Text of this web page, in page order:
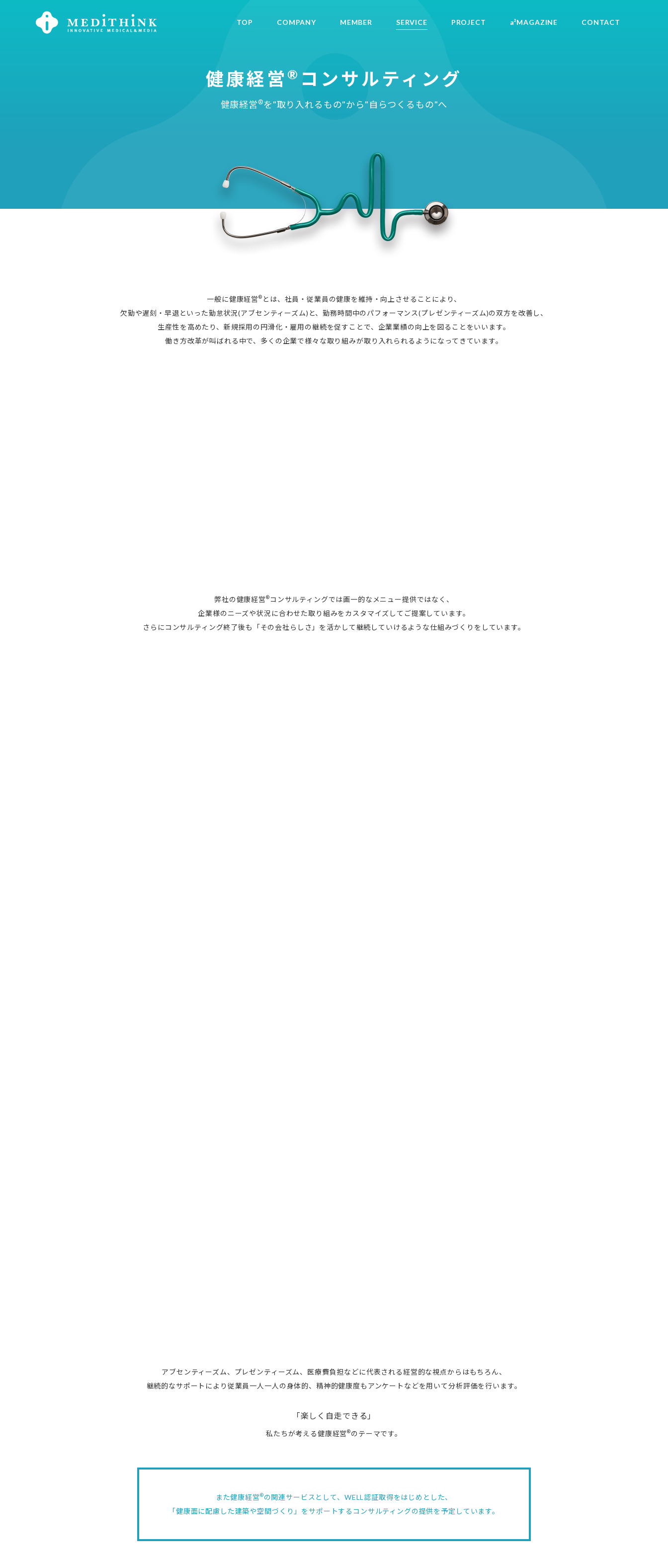
TOP COMPANY MEMBER SERVICE PROJECT a²MAGAZINE CONTACT
健康経営 ® コンサルティング
健康経営®を"取り入れるもの"から"自らつくるもの"へ
一般に健康経営® とは、社員・従業員の健康を維持・向上させることにより、
欠勤や遅刻・早退といった勤怠状況(アブセンティーズム)と、勤務時間中のパフォーマンス(プレゼンティーズム)の双方を改善し、
生産性を高めたり、新規採用の円滑化・雇用の継続を促すことで、企業業績の向上を図ることをいいます。
働き方改革が叫ばれる中で、多くの企業で様々な取り組みが取り入れられるようになってきています。
弊社の健康経営®コンサルティングでは画一的なメニュー提供ではなく、
企業様のニーズや状況に合わせた取り組みをカスタマイズしてご提案しています。
さらにコンサルティング終了後も「その会社らしさ」を活かして継続していけるような仕組みづくりをしています。
アブセンティーズム、プレゼンティーズム、医療費負担などに代表される経営的な視点からはもちろん、
継続的なサポートにより従業員一人一人の身体的、精神的健康度もアンケートなどを用いて分析評価を行います。
「楽しく自走できる」
私たちが考える健康経営®のテーマです。
また健康経営®の関連サービスとして、WELL認証取得をはじめとした、
「健康面に配慮した建築や空間づくり」をサポートするコンサルティングの提供を予定しています。